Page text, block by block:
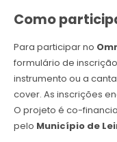
Como
Para participar no
formulário de
instrumento ou a
cover. As inscrições
O projeto é co-
pelo Município de